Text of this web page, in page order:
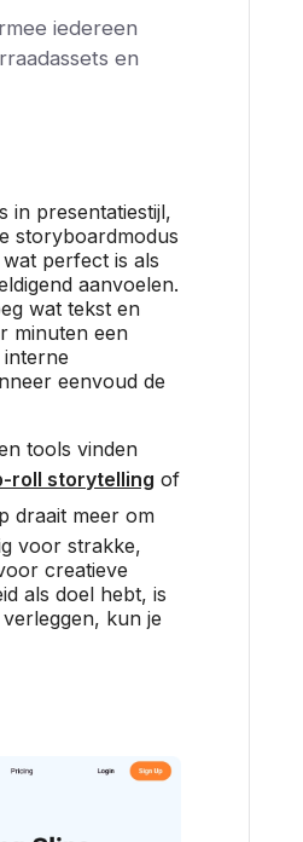
iedereen
en
in presentatiestijl,
storyboardmodus
perfect is als
aanvoelen.
wat tekst en
minuten een
eenvoud de
tools vinden
roll storytelling of
draait meer om
voor strakke,
creatieve
als doel hebt, is
kun je